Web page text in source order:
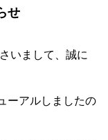
せ
いまして、誠に
ーアルしましたの